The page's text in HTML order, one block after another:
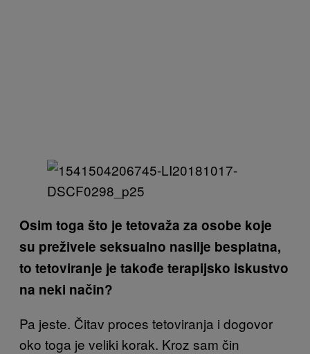
Osim toga što je tetovaža za osobe koje
su preživele seksualno nasilje besplatna,
to tetoviranje je takođe terapijsko iskustvo
na neki način?
Pa jeste. Čitav proces tetoviranja i dogovor
oko toga je veliki korak. Kroz sam čin